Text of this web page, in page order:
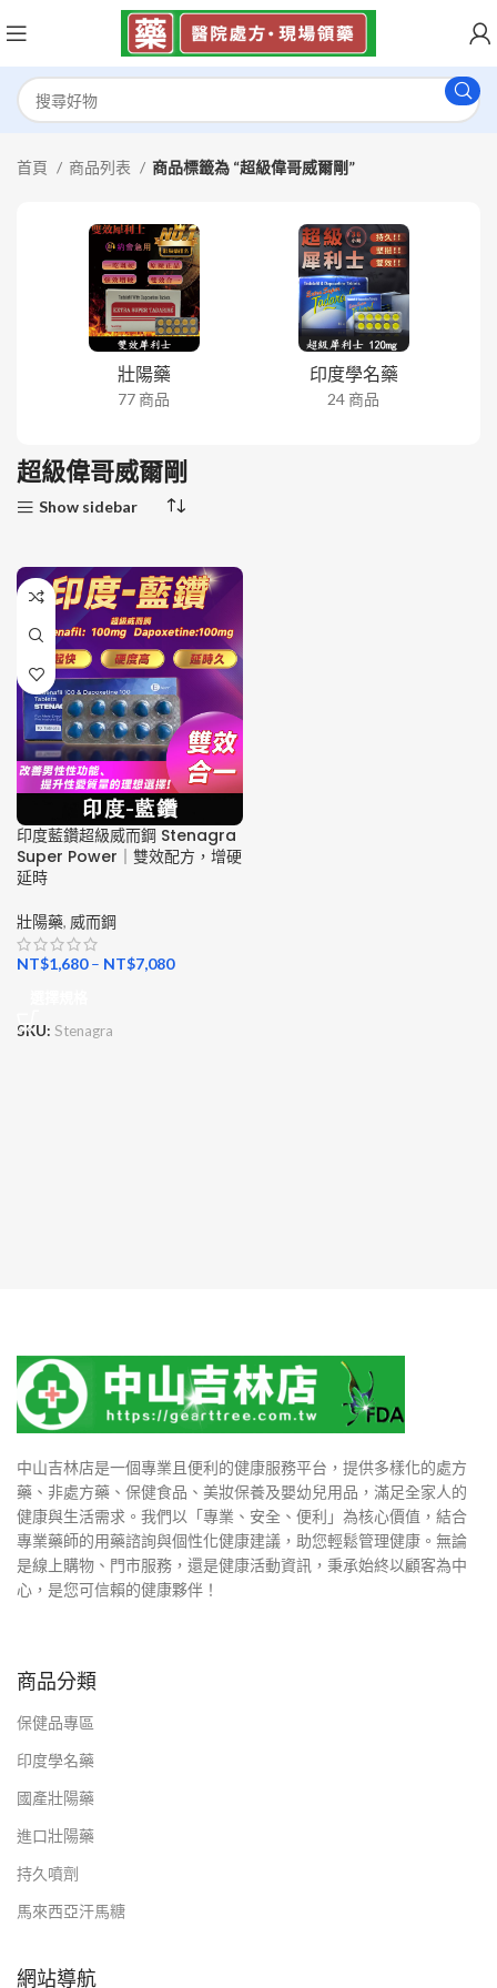
首頁 商品列表 商品標籤為 “超級偉哥威爾剛”
壯陽藥
77 商品
印度學名藥
24 商品
超級偉哥威爾剛
Show sidebar
印度藍鑽超級威而鋼 Stenagra
Super Power｜雙效配方，增硬
延時
壯陽藥, 威而鋼
NT$1,680– NT$7,080
SKU: Stenagra
中山吉林店是一個專業且便利的健康服務平台，提供多樣化的處方
藥、非處方藥、保健食品、美妝保養及嬰幼兒用品，滿足全家人的
健康與生活需求。我們以「專業、安全、便利」為核心價值，結合
專業藥師的用藥諮詢與個性化健康建議，助您輕鬆管理健康。無論
是線上購物、門市服務，還是健康活動資訊，秉承始終以顧客為中
心，是您可信賴的健康夥伴！
商品分類
保健品專區
印度學名藥
國產壯陽藥
進口壯陽藥
持久噴劑
馬來西亞汗馬糖
網站導航